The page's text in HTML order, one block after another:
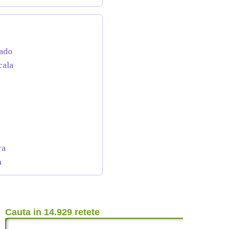
Cauta in 14.929 retete